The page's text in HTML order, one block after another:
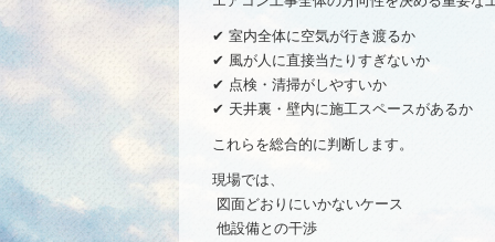
✔ 室内全体に空気が行き渡るか
✔ 風が人に直接当たりすぎないか
✔ 点検・清掃がしやすいか
✔ 天井裏・壁内に施工スペースがあるか
これらを総合的に判断します。
現場では、
図面どおりにいかないケース
他設備との干渉